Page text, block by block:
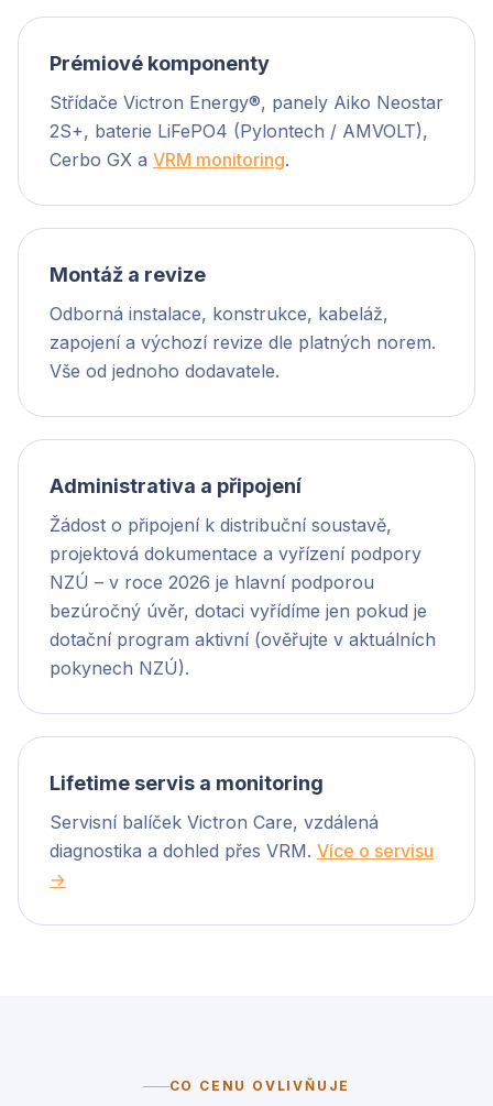
Prémiové komponenty
Střídače Victron Energy®, panely Aiko Neostar
2S+, baterie LiFePO4 (Pylontech / AMVOLT),
Cerbo GX a VRM monitoring.
Montáž a revize
Odborná instalace, konstrukce, kabeláž,
zapojení a výchozí revize dle platných norem.
Vše od jednoho dodavatele.
Administrativa a připojení
Žádost o připojení k distribuční soustavě,
projektová dokumentace a vyřízení podpory
NZÚ – v roce 2026 je hlavní podporou
bezúročný úvěr, dotaci vyřídíme jen pokud je
dotační program aktivní (ověřujte v aktuálních
pokynech NZÚ).
Lifetime servis a monitoring
Servisní balíček Victron Care, vzdálená
diagnostika a dohled přes VRM. Více o servisu
→
CO CENU OVLIVŇUJE